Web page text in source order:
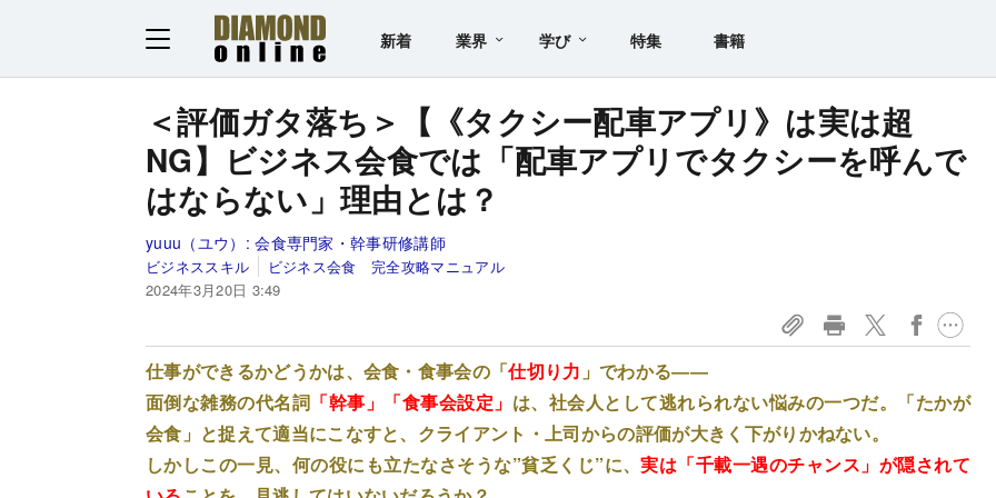
新着 業界 学び 特集 書籍
＜評価ガタ落ち＞【《タクシー配車アプリ》は実は超
NG】ビジネス会食では「配車アプリでタクシーを呼んで
はならない」理由とは？
yuuu（ユウ）:会食専門家・幹事研修講師
ビジネススキル
ビジネス会食 完全攻略マニュアル
2024年3月20日 3:49
仕事ができるかどうかは、会食・食事会の「仕切り力 」でわかる――
面倒な雑務の代名詞 「幹事」「食事会設定」 は、社会人として逃れられない悩みの一つだ。「たかが
会食」と捉えて適当にこなすと、クライアント・上司からの評価が大きく下がりかねない。
しかしこの一見、何の役にも立たなさそうな”貧乏くじ”に、実は「千載一遇のチャンス」が隠されて